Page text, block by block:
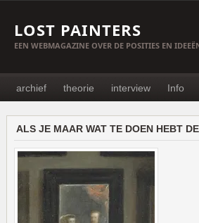
LOST PAINTERS
EEN WEBMAGAZINE OVER DE POSITIES EN
archief theorie interview Info
ALS JE MAAR WAT TE DOEN HEBT